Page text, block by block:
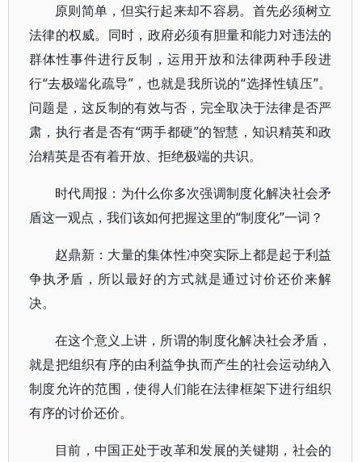
原则简单，但实行起来却不容易。首先必须树立
法律的权威。同时，政府必须有胆量和能力对违法的
群体性事件进行反制，运用开放和法律两种手段进
行“去极端化疏导”，也就是我所说的“选择性镇压”。
问题是，这反制的有效与否，完全取决于法律是否严
肃，执行者是否有“两手都硬”的智慧，知识精英和政
治精英是否有着开放、拒绝极端的共识。
时代周报：为什么你多次强调制度化解决社会矛
盾这一观点，我们该如何把握这里的“制度化”一词？
赵鼎新：大量的集体性冲突实际上都是起于利益
争执矛盾，所以最好的方式就是通过讨价还价来解
决。
在这个意义上讲，所谓的制度化解决社会矛盾，
就是把组织有序的由利益争执而产生的社会运动纳入
制度允许的范围，使得人们能在法律框架下进行组织
有序的讨价还价。
目前，中国正处于改革和发展的关键期，社会的